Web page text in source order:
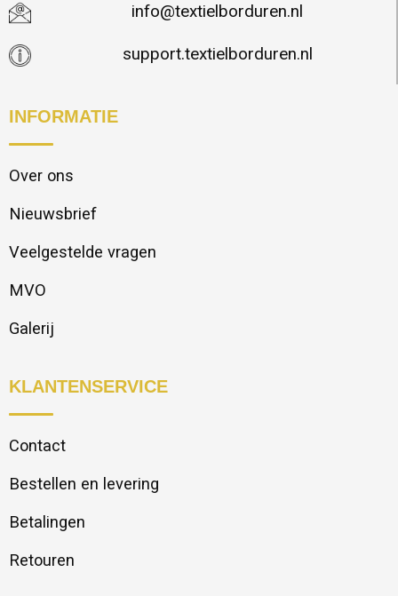
info@textielborduren.nl
support.textielborduren.nl
INFORMATIE
Over ons
Nieuwsbrief
Veelgestelde vragen
MVO
Galerij
KLANTENSERVICE
Contact
Bestellen en levering
Betalingen
Retouren